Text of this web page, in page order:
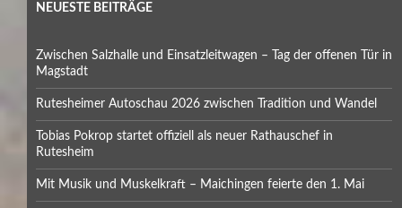
NEUESTE BEITRÄGE
Zwischen Salzhalle und Einsatzleitwagen – Tag der offenen Tür in
Magstadt
Rutesheimer Autoschau 2026 zwischen Tradition und Wandel
Tobias Pokrop startet offiziell als neuer Rathauschef in
Rutesheim
Mit Musik und Muskelkraft – Maichingen feierte den 1. Mai